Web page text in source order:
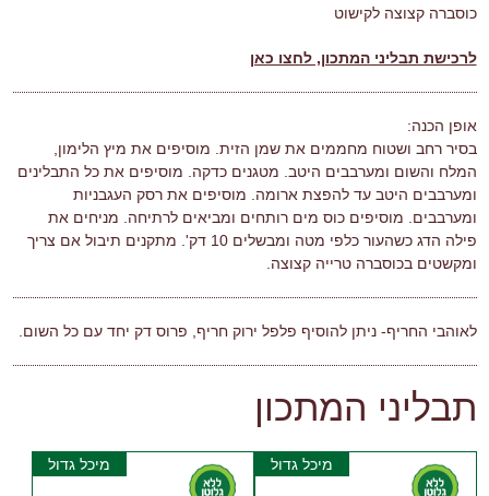
כוסברה קצוצה לקישוט
לרכישת תבליני המתכון, לחצו כאן
אופן הכנה:
בסיר רחב ושטוח מחממים את שמן הזית. מוסיפים את מיץ הלימון,
המלח והשום ומערבבים היטב. מטגנים כדקה. מוסיפים את כל התבלינים
ומערבבים היטב עד להפצת ארומה. מוסיפים את רסק העגבניות
ומערבבים. מוסיפים כוס מים רותחים ומביאים לרתיחה. מניחים את
פילה הדג כשהעור כלפי מטה ומבשלים 10 דק'. מתקנים תיבול אם צריך
ומקשטים בכוסברה טרייה קצוצה.
לאוהבי החריף- ניתן להוסיף פלפל ירוק חריף, פרוס דק יחד עם כל השום.
תבליני המתכון
מיכל גדול מיכל גדול